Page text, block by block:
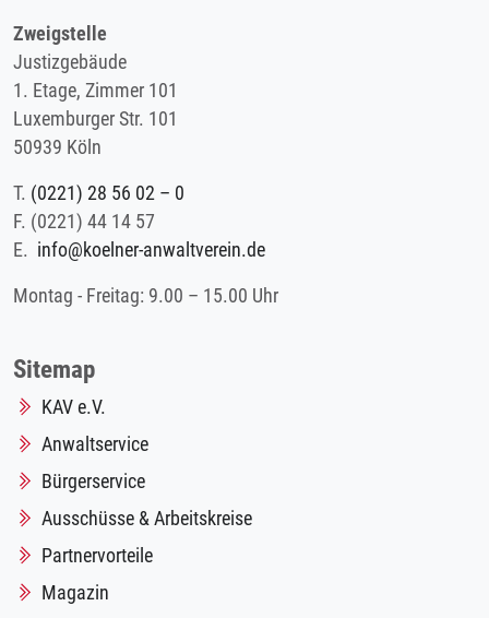
Zweigstelle
Justizgebäude
1. Etage, Zimmer 101
Luxemburger Str. 101
50939 Köln
T. (0221) 28 56 02 – 0
F. (0221) 44 14 57
E. info@koelner-anwaltverein.de
Montag - Freitag: 9.00 – 15.00 Uhr
Sitemap
KAV e.V.
Anwaltservice
Bürgerservice
Ausschüsse & Arbeitskreise
Partnervorteile
Magazin